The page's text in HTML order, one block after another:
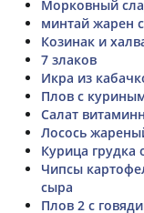
Морковный
минтай жарен
Козинак и
7 злаков
Икра из
Плов с
Салат
Лосось
Курица грудка
Чипсы
сыра
Плов 2 с